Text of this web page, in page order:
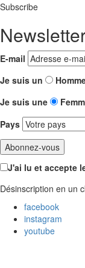
Subscribe
E-mail
Je suis un
Je suis une
Pays
J'ai lu et accepte
Désinscription en un
facebook
instagram
youtube